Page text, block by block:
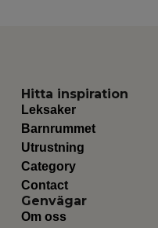
Hitta inspiration
Leksaker
Barnrummet
Utrustning
Category
Contact
Genvägar
Om oss